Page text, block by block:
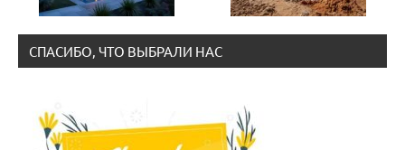
СПАСИБО, ЧТО ВЫБРАЛИ НАС